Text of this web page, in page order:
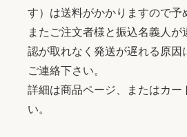
す）は送料がかかりますので予
またご注文者様と振込名義人が
認が取れなく発送が遅れる原因
ご連絡下さい。
詳細は商品ページ、またはカー
い。